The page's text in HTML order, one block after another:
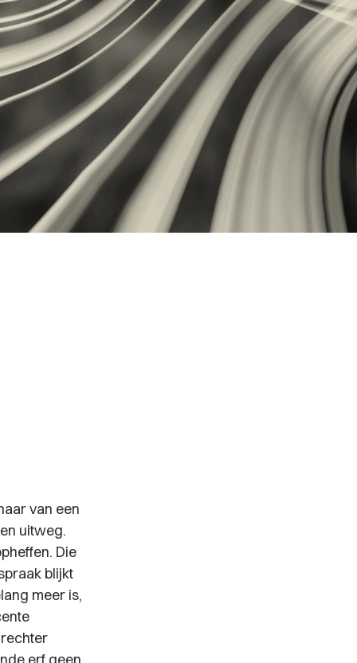
van een
uitweg.
Die
blijkt
meer is,